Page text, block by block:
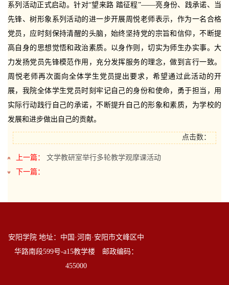
系列活动正式启动。针对“望来路 踏征程”——亮身份、践承诺、当
先锋、树形象系列活动的进一步开展周悦老师表示，作为一名合格
党员，应时刻保持清醒的头脑，始终坚持党的宗旨和信仰，不断提
高自身的思想觉悟和政治素质。以身作则，切实为师生办实事。大
力发扬党员先锋模范作用，充分发挥服务的理念，做到言行一致。
周悦老师再次面向全体学生党员提出要求，希望通过此活动的开
展，我院全体学生党员时刻牢记自己的身份和使命，勇于担当，用
实际行动践行自己的承诺，不断提升自己的形象和素质，为学校的
发展和进步做出自己的贡献。
上一篇：
文学教研室举行多轮教学观摩课活动
下一篇：
安阳学院 地址：中国·河南·安阳市文峰区中
华路南段599号-a15教学楼 邮政编码：
455000